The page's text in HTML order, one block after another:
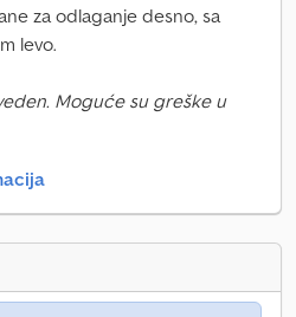
za odlaganje desno, sa
levo.
Moguće su greške u